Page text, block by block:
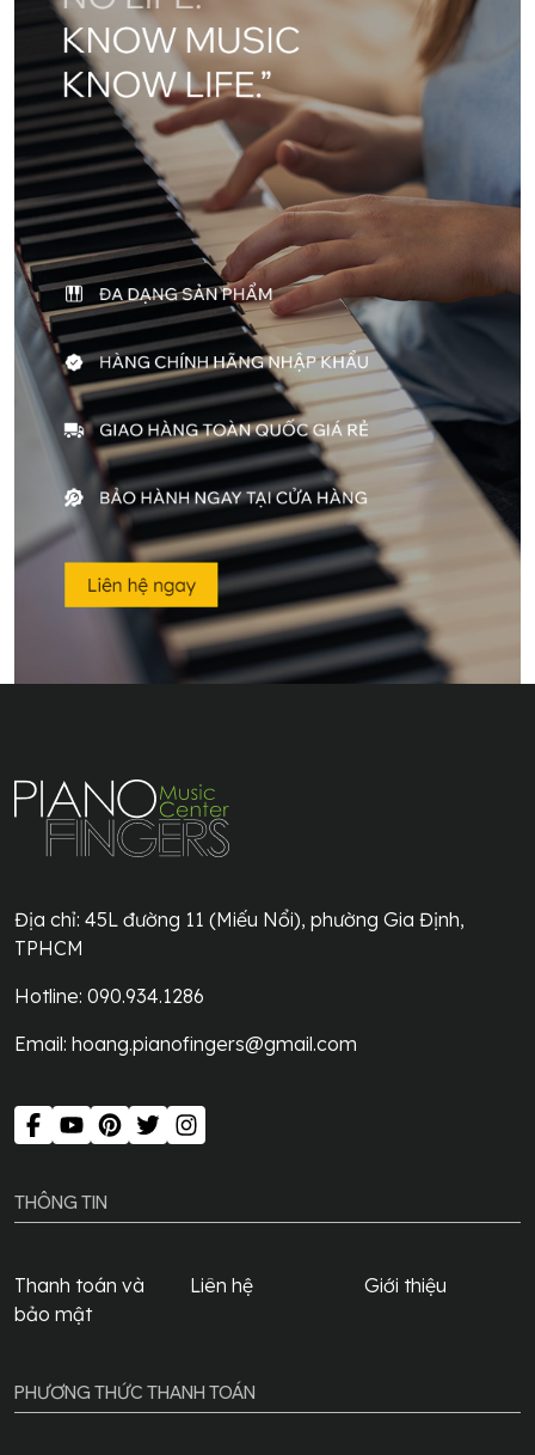
Địa chỉ: 45L đường 11 (Miếu Nổi), phường Gia Định,
TPHCM
Hotline: 090.934.1286
Email: hoang.pianofingers@gmail.com
THÔNG TIN
Thanh toán và
bảo mật
Liên hệ Giới thiệu
PHƯƠNG THỨC THANH TOÁN